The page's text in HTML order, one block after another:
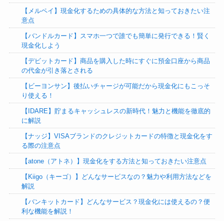
【メルペイ】現金化するための具体的な方法と知っておきたい注
意点
【バンドルカード】スマホ一つで誰でも簡単に発行できる！賢く
現金化しよう
【デビットカード】商品を購入した時にすぐに預金口座から商品
の代金が引き落とされる
【ビーヨンサン】後払いチャージが可能だから現金化にもこっそ
り使える！
【IDARE】貯まるキャッシュレスの新時代！魅力と機能を徹底的
に解説
【ナッジ】VISAブランドのクレジットカードの特徴と現金化をす
る際の注意点
【atone（アトネ）】現金化をする方法と知っておきたい注意点
【Kiigo（キーゴ）】どんなサービスなの？魅力や利用方法などを
解説
【バンキットカード】どんなサービス？現金化には使えるの？便
利な機能を解説！